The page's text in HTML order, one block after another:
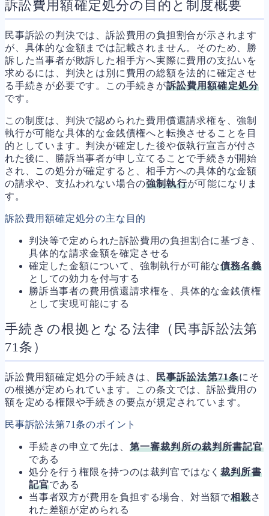
訴訟費用額確定処分の目的と制度概要
民事訴訟の判決では、訴訟費用の負担割合が示されます
が、具体的な金額までは記載されません。そのため、勝
訴した当事者が敗訴した相手方へ実際に費用の支払いを
求めるには、判決とは別に費用の総額を法的に確定させ
る手続きが必要です。この手続きが訴訟費用額確定処分
です。
この制度は、判決で認められた費用償還請求権を、強制
執行が可能な具体的な金銭債権へと転換させることを目
的としています。判決が確定した後や仮執行宣言が付さ
れた後に、勝訴当事者が申し立てることで手続きが開始
され、この処分が確定すると、相手方への具体的な金額
の請求や、支払われない場合の強制執行が可能になりま
す。
訴訟費用額確定処分の主な目的
判決等で定められた訴訟費用の負担割合に基づき、
具体的な請求金額を確定させる
確定した金額について、強制執行が可能な債務名義
としての効力を付与する
勝訴当事者の費用償還請求権を、具体的な金銭債権
として実現可能にする
手続きの根拠となる法律（民事訴訟法第
71条）
訴訟費用額確定処分の手続きは、 民事訴訟法第71条にそ
の根拠が定められています。この条文では、訴訟費用の
額を定める権限や手続きの要点が規定されています。
民事訴訟法第71条のポイント
手続きの申立て先は、 第一審裁判所の裁判所書記官
である
処分を行う権限を持つのは裁判官ではなく裁判所書
記官である
当事者双方が費用を負担する場合、対当額で相殺さ
れた差額が定められる